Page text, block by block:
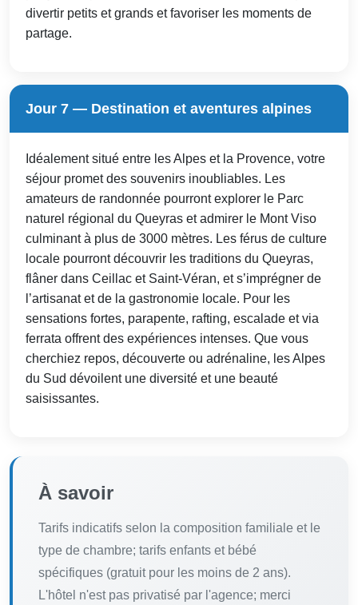
divertir petits et grands et favoriser les moments de
partage.
Jour 7 — Destination et aventures alpines
Idéalement situé entre les Alpes et la Provence, votre
séjour promet des souvenirs inoubliables. Les
amateurs de randonnée pourront explorer le Parc
naturel régional du Queyras et admirer le Mont Viso
culminant à plus de 3000 mètres. Les férus de culture
locale pourront découvrir les traditions du Queyras,
flâner dans Ceillac et Saint-Véran, et s’imprégner de
l’artisanat et de la gastronomie locale. Pour les
sensations fortes, parapente, rafting, escalade et via
ferrata offrent des expériences intenses. Que vous
cherchiez repos, découverte ou adrénaline, les Alpes
du Sud dévoilent une diversité et une beauté
saisissantes.
À savoir
Tarifs indicatifs selon la composition familiale et le
type de chambre; tarifs enfants et bébé
spécifiques (gratuit pour les moins de 2 ans).
L'hôtel n'est pas privatisé par l'agence; merci